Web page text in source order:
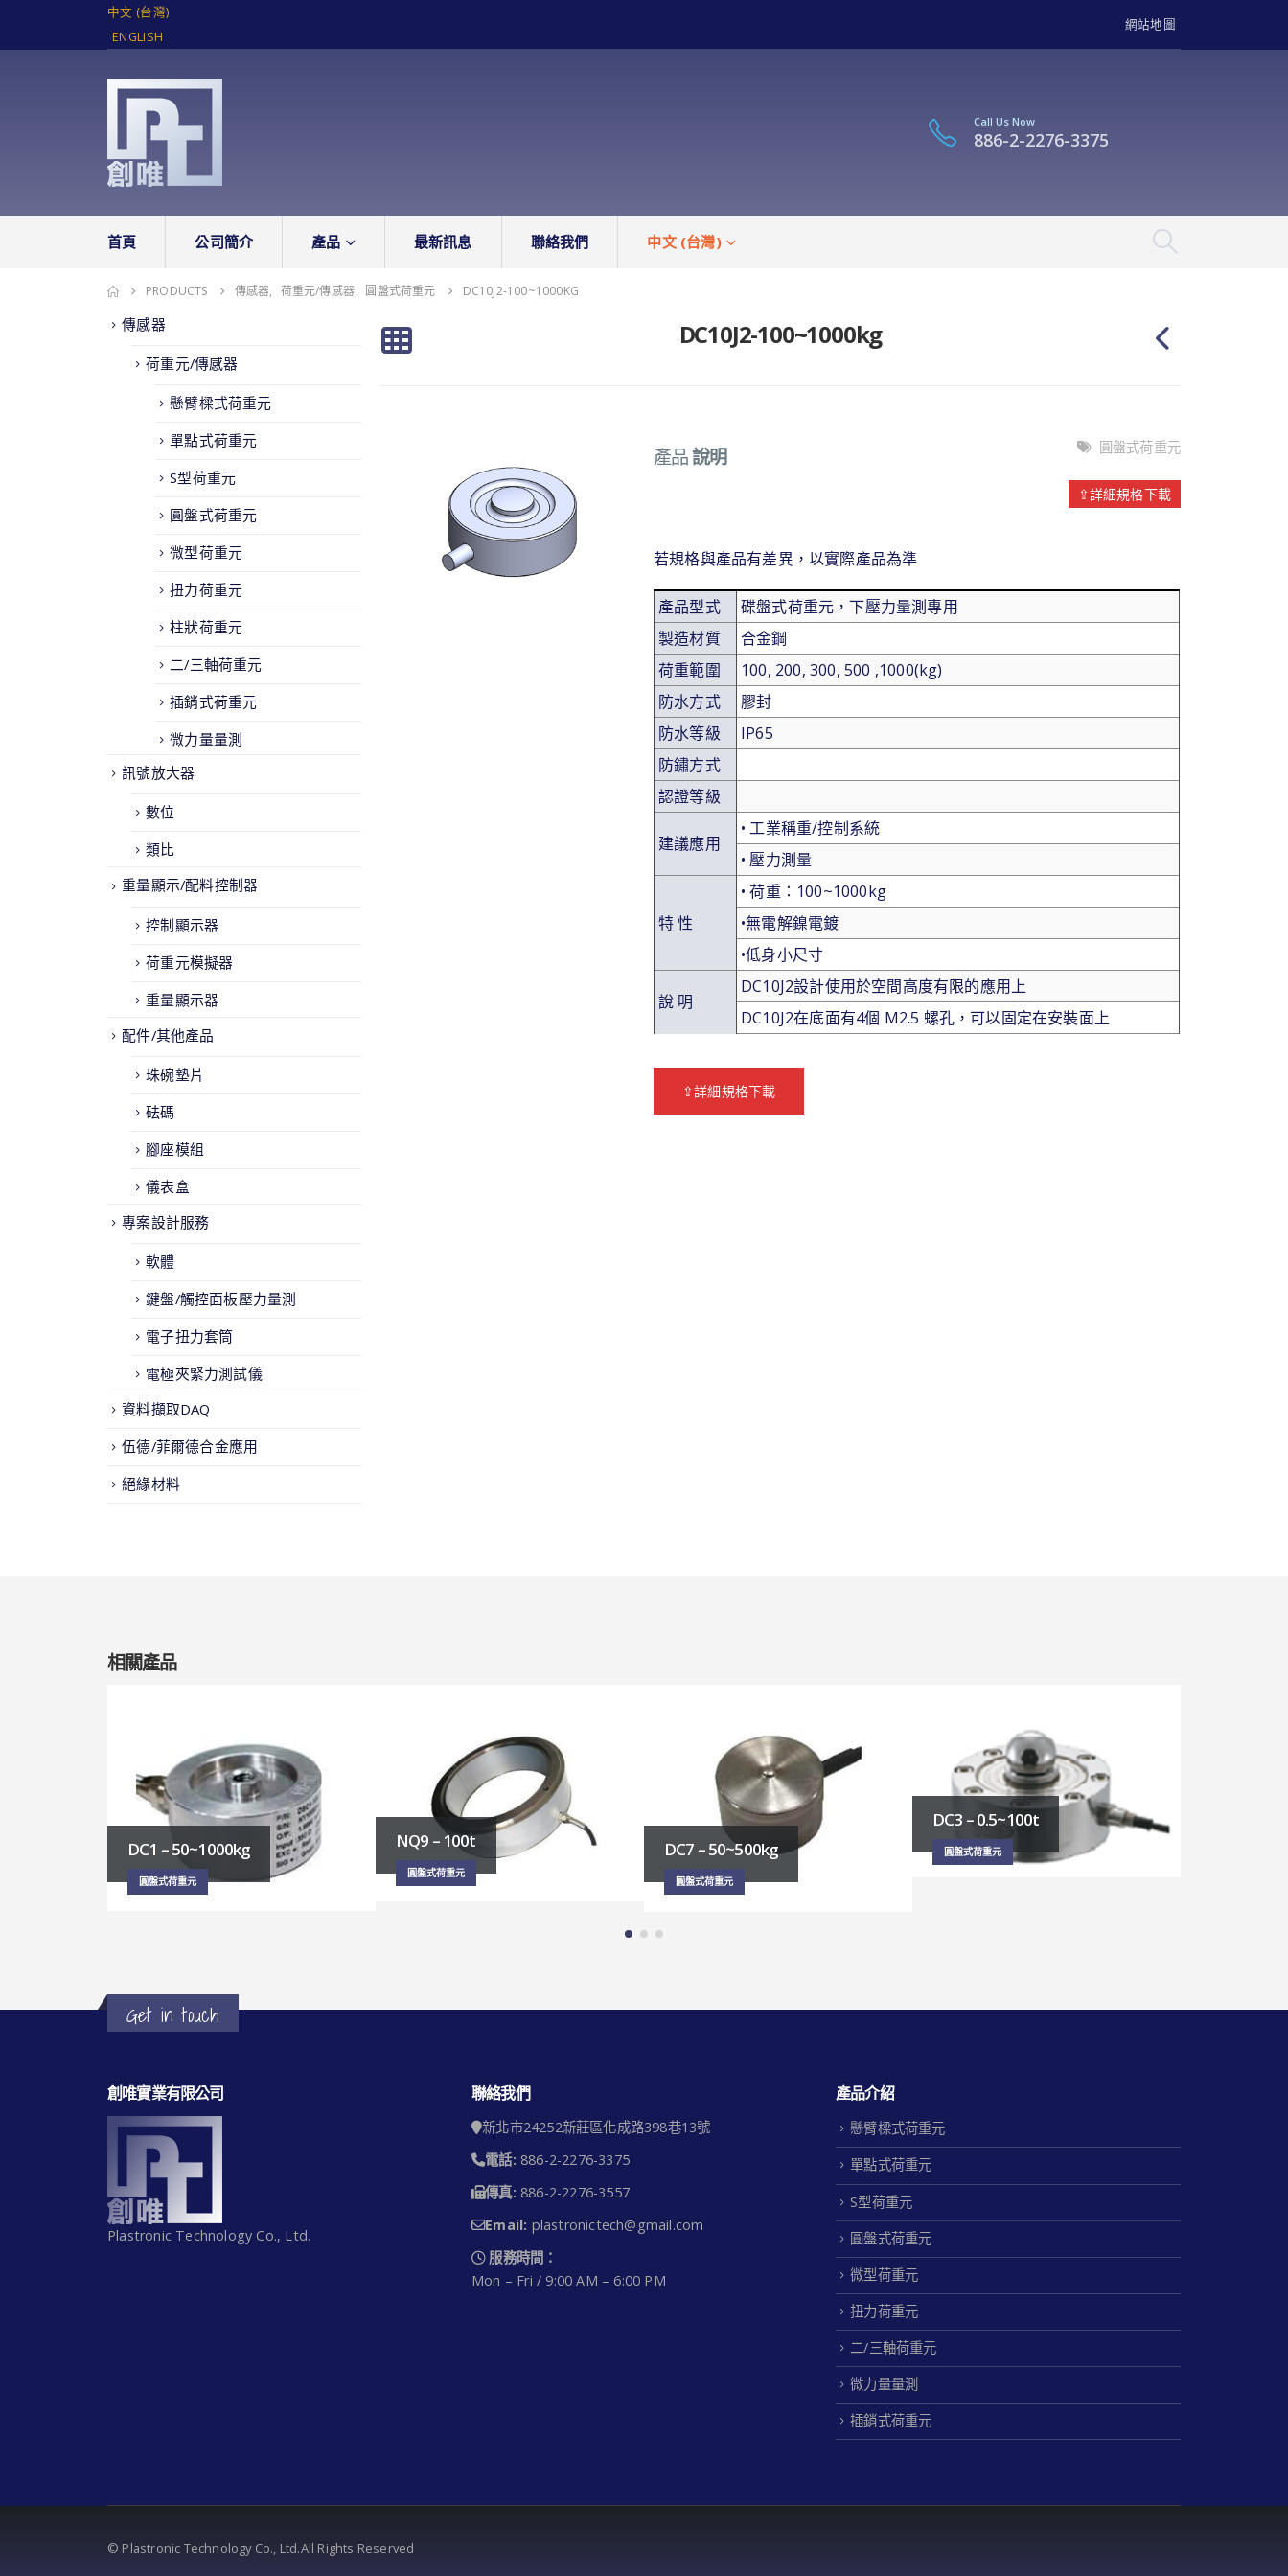
中文 (台灣)
ENGLISH
網站地圖
Call Us Now
886-2-2276-3375
首頁 公司簡介 產品 最新訊息 聯絡我們 中文 (台灣)
PRODUCTS 傳感器, 荷重元/傳感器, 圓盤式荷重元 DC10J2-100~1000KG
DC10J2-100~1000kg
產品說明 圓盤式荷重元
⇪詳細規格下載
若規格與產品有差異，以實際產品為準
產品型式
碟盤式荷重元，下壓力量測專用
製造材質
合金鋼
荷重範圍
100, 200, 300, 500 ,1000(kg)
防水方式
膠封
防水等級
IP65
防鏽方式
認證等級
建議應用
• 工業稱重/控制系統
• 壓力測量
特 性
• 荷重：100~1000kg
•無電解鎳電鍍
•低身小尺寸
說 明
DC10J2設計使用於空間高度有限的應用上
DC10J2在底面有4個 M2.5 螺孔，可以固定在安裝面上
⇪詳細規格下載
傳感器
荷重元/傳感器
懸臂樑式荷重元
單點式荷重元
S型荷重元
圓盤式荷重元
微型荷重元
扭力荷重元
柱狀荷重元
二/三軸荷重元
插銷式荷重元
微力量量測
訊號放大器
數位
類比
重量顯示/配料控制器
控制顯示器
荷重元模擬器
重量顯示器
配件/其他產品
珠碗墊片
砝碼
腳座模組
儀表盒
專案設計服務
軟體
鍵盤/觸控面板壓力量測
電子扭力套筒
電極夾緊力測試儀
資料擷取DAQ
伍德/菲爾德合金應用
絕緣材料
相關產品
NQ9 – 100t
圓盤式荷重元
DC7 – 50~500kg
圓盤式荷重元
DC3 – 0.5~100t
圓盤式荷重元 DC10 – 500kg／5t
Get in touch
創唯實業有限公司
Plastronic Technology Co., Ltd.
聯絡我們
新北市24252新莊區化成路398巷13號
電話: 886-2-2276-3375
傳真: 886-2-2276-3557
Email: plastronictech@gmail.com
服務時間：
Mon – Fri / 9:00 AM – 6:00 PM
產品介紹
懸臂樑式荷重元
單點式荷重元
S型荷重元
圓盤式荷重元
微型荷重元
扭力荷重元
二/三軸荷重元
微力量量測
插銷式荷重元
© Plastronic Technology Co., Ltd.All Rights Reserved